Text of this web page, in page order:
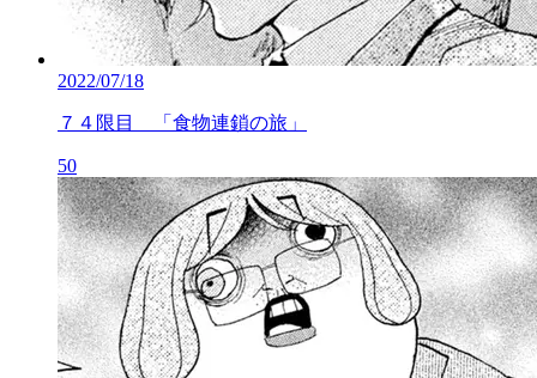
2022/07/18
７４限目 「食物連鎖の旅」
50